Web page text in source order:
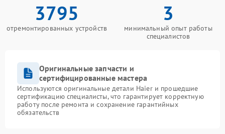
3795
отремонтированных устройств
3
минимальный опыт работы
специалистов
Оригинальные запчасти и
сертифицированные мастера
Используются оригинальные детали Haier и прошедшие
сертификацию специалисты, что гарантирует корректную
работу после ремонта и сохранение гарантийных
обязательств